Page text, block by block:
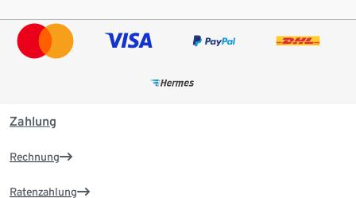
Zahlung
Rechnung
Ratenzahlung